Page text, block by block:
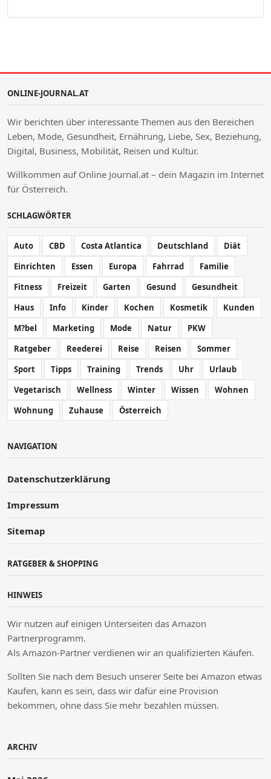
ONLINE-JOURNAL.AT
Wir berichten über interessante Themen aus den Bereichen
Leben, Mode, Gesundheit, Ernährung, Liebe, Sex, Beziehung,
Digital, Business, Mobilität, Reisen und Kultur.
Willkommen auf Online Journal.at – dein Magazin im Internet
für Österreich.
SCHLAGWÖRTER
Auto CBD Costa Atlantica Deutschland
Diät
Einrichten
Essen Europa Fahrrad
Familie
Fitness
Freizeit Garten Gesund
Gesundheit
Haus
Info Kinder Kochen Kosmetik
Kunden
M?bel
Marketing Mode Natur
PKW
Ratgeber
Reederei Reise Reisen
Sommer
Sport
Tipps Training Trends Uhr
Urlaub
Vegetarisch
Wellness Winter Wissen
Wohnen
Wohnung
Zuhause Österreich
NAVIGATION
Datenschutzerklärung
Impressum
Sitemap
RATGEBER & SHOPPING
HINWEIS
Wir nutzen auf einigen Unterseiten das Amazon
Partnerprogramm.
Als Amazon-Partner verdienen wir an qualifizierten Käufen.
Sollten Sie nach dem Besuch unserer Seite bei Amazon etwas
Kaufen, kann es sein, dass wir dafür eine Provision
bekommen, ohne dass Sie mehr bezahlen müssen.
ARCHIV